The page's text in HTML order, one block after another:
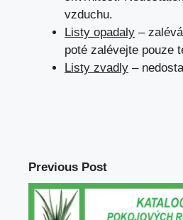
vzduchu.
Listy opadaly –
poté zalévejte pouze
Listy zvadly –
Previous Post